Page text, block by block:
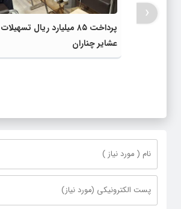
پرداخت ۸۵ میلیارد ریال
عشایر چناران
‹